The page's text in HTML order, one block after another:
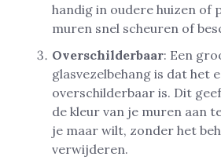
handig in oudere huizen of
muren snel scheuren of
Overschilderbaar: Een
glasvezelbehang is dat het
overschilderbaar is. Dit
de kleur van je muren aan
je maar wilt, zonder het
verwijderen.